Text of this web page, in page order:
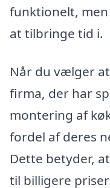
funktionelt, men
at tilbringe tid i.
Når du vælger
firma, der har
montering af
fordel af deres
Dette betyder,
til billigere